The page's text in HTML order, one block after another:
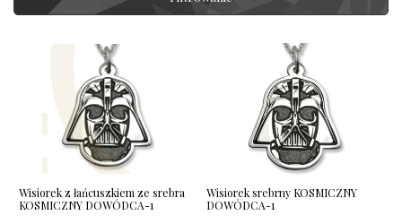
Wisiorek z łańcuszkiem ze srebra
KOSMICZNY DOWÓDCA-1
Wisiorek srebrny KOSMICZNY
DOWÓDCA-1